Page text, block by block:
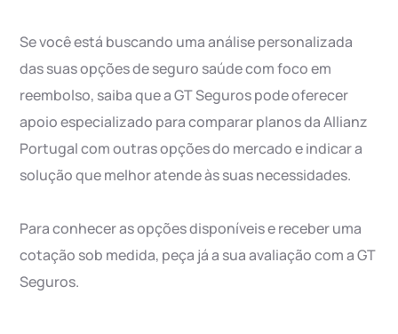
Se você está buscando uma análise personalizada
das suas opções de seguro saúde com foco em
reembolso, saiba que a GT Seguros pode oferecer
apoio especializado para comparar planos da Allianz
Portugal com outras opções do mercado e indicar a
solução que melhor atende às suas necessidades.
Para conhecer as opções disponíveis e receber uma
cotação sob medida, peça já a sua avaliação com a GT
Seguros.